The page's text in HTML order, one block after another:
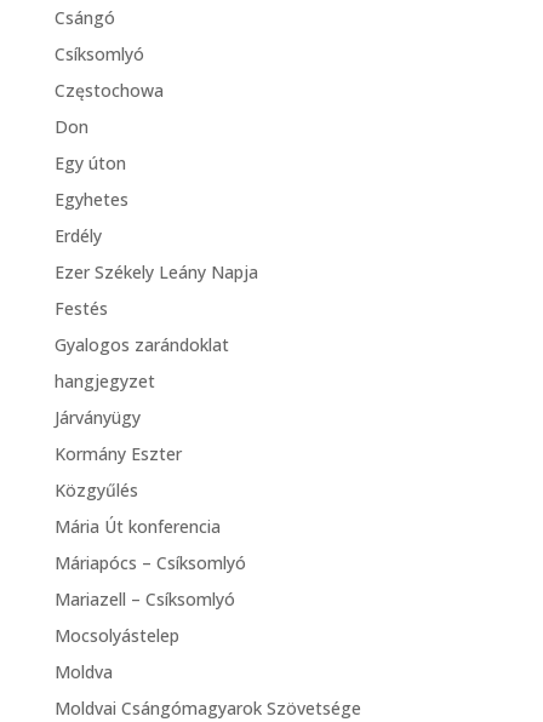
Csángó
Csíksomlyó
Częstochowa
Don
Egy úton
Egyhetes
Erdély
Ezer Székely Leány Napja
Festés
Gyalogos zarándoklat
hangjegyzet
Járványügy
Kormány Eszter
Közgyűlés
Mária Út konferencia
Máriapócs – Csíksomlyó
Mariazell – Csíksomlyó
Mocsolyástelep
Moldva
Moldvai Csángómagyarok Szövetsége